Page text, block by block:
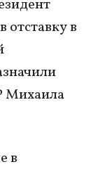
отставку в
Михаила
в